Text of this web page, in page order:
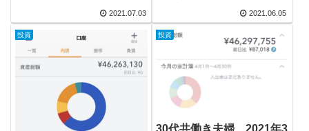
2021.07.03 2021.06.05
投資 投資
30代共働き夫婦 2021年3